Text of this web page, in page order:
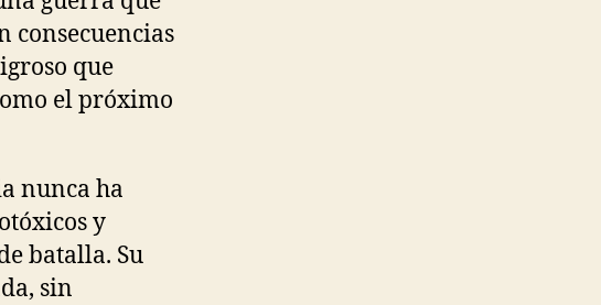
consecuencias
que
el próximo
nunca ha
y
batalla. Su
sin